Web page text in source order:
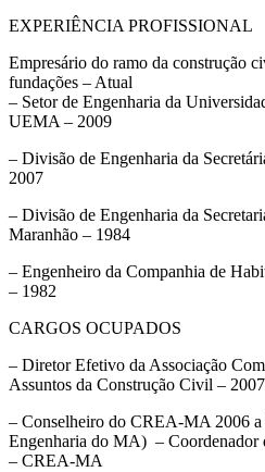
EXPERIÊNCIA PROFISSIONAL
Empresário do ramo da construção
fundações – Atual
– Setor de Engenharia da
UEMA – 2009
– Divisão de Engenharia da
2007
– Divisão de Engenharia da
Maranhão – 1984
– Engenheiro da Companhia de
– 1982
CARGOS OCUPADOS
– Diretor Efetivo da Associação
Assuntos da Construção Civil –
– Conselheiro do CREA-MA 2006
Engenharia do MA) – Coordenador
– CREA-MA